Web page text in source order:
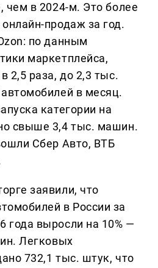
чем в 2024-м. Это более
продаж за год.
по данным
маркетплейса,
2,5 раза, до 2,3 тыс.
в месяц.
категории на
свыше 3,4 тыс. машин.
Сбер Авто, ВТБ
заявили, что
в России за
года выросли на 10% —
Легковых
732,1 тыс. штук, что